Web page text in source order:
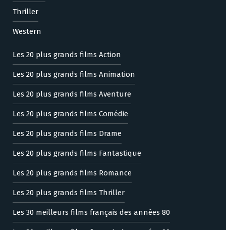
Thriller
Western
Les 20 plus grands films Action
Les 20 plus grands films Animation
Les 20 plus grands films Aventure
Les 20 plus grands films Comédie
Les 20 plus grands films Drame
Les 20 plus grands films Fantastique
Les 20 plus grands films Romance
Les 20 plus grands films Thriller
Les 30 meilleurs films français des années 80